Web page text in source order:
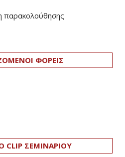
παρακολούθησης
ΦΟΡΕΙΣ
CLIP ΣΕΜΙΝΑΡΙΟΥ